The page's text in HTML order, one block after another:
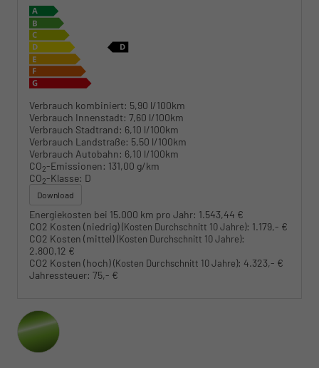
Verbrauch kombiniert: 5,90 l/100km
Verbrauch Innenstadt: 7,60 l/100km
Verbrauch Stadtrand: 6,10 l/100km
Verbrauch Landstraße: 5,50 l/100km
Verbrauch Autobahn: 6,10 l/100km
CO2-Emissionen: 131,00 g/km
CO2-Klasse: D
Download
Energiekosten bei 15.000 km pro Jahr: 1.543,44 €
CO2 Kosten (niedrig)(Kosten Durchschnitt 10 Jahre): 1.179,- €
CO2 Kosten (mittel)(Kosten Durchschnitt 10 Jahre):
2.800,12 €
CO2 Kosten (hoch)(Kosten Durchschnitt 10 Jahre): 4.323,- €
Jahressteuer: 75,- €